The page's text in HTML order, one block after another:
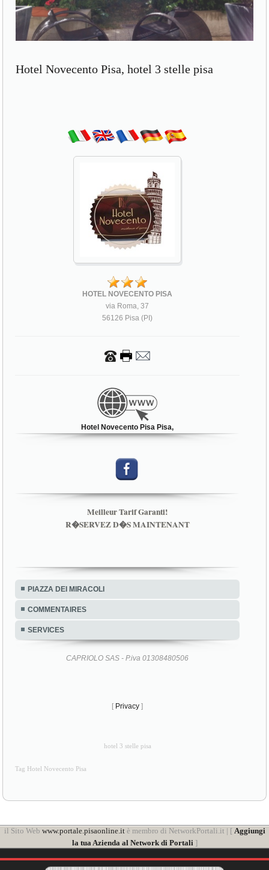
Hotel Novecento Pisa, hotel 3 stelle pisa
HOTEL NOVECENTO PISA
via Roma, 37
56126 Pisa (PI)
Hotel Novecento Pisa Pisa,
Meilleur Tarif Garanti!
R�SERVEZ D�S MAINTENANT
PIAZZA DEI MIRACOLI
COMMENTAIRES
SERVICES
CAPRIOLO SAS - P.iva 01308480506
[ Privacy ]
hotel 3 stelle pisa
Tag Hotel Novecento Pisa
il Sito Web www.portale.pisaonline.itè membro di NetworkPortali.it | [ Aggiungi
la tua Azienda al Network di Portali ]